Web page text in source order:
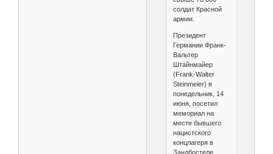
солдат Красной
армии.
Президент
Германии Франк-
Вальтер
Штайнмайер
(Frank-Walter
Steinmeier) в
понедельник, 14
июня, посетил
мемориал на
месте бывшего
нацистского
концлагеря в
Зандбостеле.